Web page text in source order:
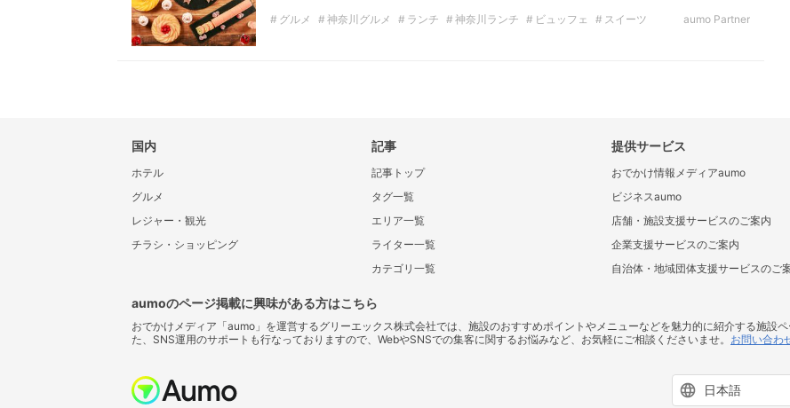
グルメ 神奈川グルメ ランチ 神奈川ランチ ビュッフェ
スイーツ
aumo Partner
国内
ホテル
グルメ
レジャー・観光
チラシ・ショッピング
記事
記事トップ
タグ一覧
エリア一覧
ライター一覧
カテゴリ一覧
提供サービス
おでかけ情報メディアaumo
ビジネスaumo
店舗・施設支援サービスのご案内
企業支援サービスのご案内
自治体・地域団体支援サービスのご
aumoのページ掲載に興味がある方はこちら
おでかけメディア「aumo」を運営するグリーエックス株式会社では、施設のおすすめポイントやメニューなどを魅力的に紹介する施設
た、SNS運用のサポートも行なっておりますので、WebやSNSでの集客に関するお悩みなど、お気軽にご相談くださいませ。 お問い合わ